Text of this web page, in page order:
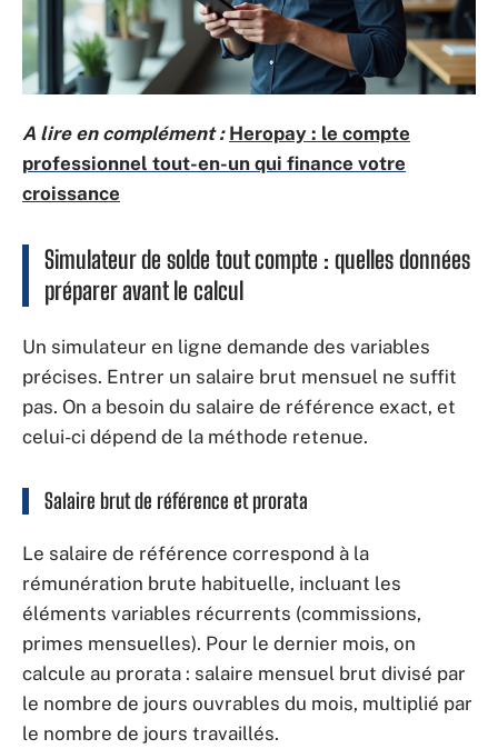
A lire en complément : Heropay : le compte
professionnel tout-en-un qui finance votre
croissance
Simulateur de solde tout compte : quelles données
préparer avant le calcul
Un simulateur en ligne demande des variables
précises. Entrer un salaire brut mensuel ne suffit
pas. On a besoin du salaire de référence exact, et
celui-ci dépend de la méthode retenue.
Salaire brut de référence et prorata
Le salaire de référence correspond à la
rémunération brute habituelle, incluant les
éléments variables récurrents (commissions,
primes mensuelles). Pour le dernier mois, on
calcule au prorata : salaire mensuel brut divisé par
le nombre de jours ouvrables du mois, multiplié par
le nombre de jours travaillés.